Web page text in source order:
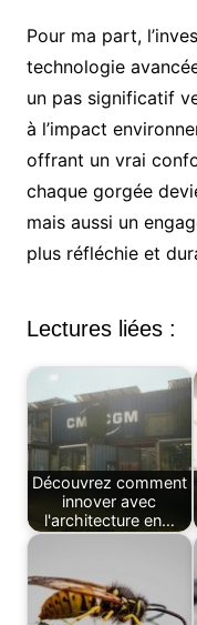
Pour ma part,
technologie
un pas significatif
à l’impact
offrant un vrai
chaque gorgée
mais aussi un
plus réfléchie et
Lectures liées :
Découvrez comment
innover avec
l'architecture en…